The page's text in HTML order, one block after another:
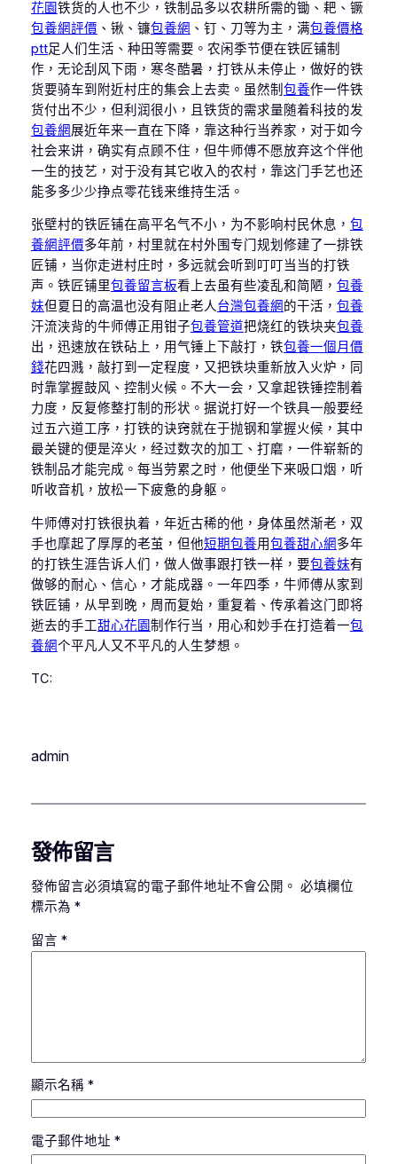
花園铁货的人也不少，铁制品多以农耕所需的锄、耙、镢
包養網評價 、锹、镰包養網 、钉、刀等为主，满包養價格
ptt足人们生活、种田等需要。农闲季节便在铁匠铺制
作，无论刮风下雨，寒冬酷暑，打铁从未停止，做好的铁
货要骑车到附近村庄的集会上去卖。虽然制 包養作一件铁
货付出不少，但利润很小，且铁货的需求量随着科技的发
包養網展近年来一直在下降，靠这种行当养家，对于如今
社会来讲，确实有点顾不住，但牛师傅不愿放弃这个伴他
一生的技艺，对于没有其它收入的农村，靠这门手艺也还
能多多少少挣点零花钱来维持生活。
张壁村的铁匠铺在高平名气不小，为不影响村民休息， 包
養網評價多年前，村里就在村外围专门规划修建了一排铁
匠铺，当你走进村庄时，多远就会听到叮叮当当的打铁
声。铁匠铺里包養留言板看上去虽有些凌乱和简陋， 包養
妹但夏日的高温也没有阻止老人台灣包養網的干活， 包養
汗流浃背的牛师傅正用钳子包養管道把烧红的铁块夹包養
出，迅速放在铁砧上，用气锤上下敲打，铁包養一個月價
錢花四溅，敲打到一定程度，又把铁块重新放入火炉，同
时靠掌握鼓风、控制火候。不大一会，又拿起铁锤控制着
力度，反复修整打制的形状。据说打好一个铁具一般要经
过五六道工序，打铁的诀窍就在于抛钢和掌握火候，其中
最关键的便是淬火，经过数次的加工、打磨，一件崭新的
铁制品才能完成。每当劳累之时，他便坐下来吸口烟，听
听收音机，放松一下疲惫的身躯。
牛师傅对打铁很执着，年近古稀的他，身体虽然渐老，双
手也摩起了厚厚的老茧，但他短期包養用包養甜心網多年
的打铁生涯告诉人们，做人做事跟打铁一样，要包養妹有
做够的耐心、信心，才能成器。一年四季，牛师傅从家到
铁匠铺，从早到晚，周而复始，重复着、传承着这门即将
逝去的手工甜心花園制作行当，用心和妙手在打造着一包
養網个平凡人又不平凡的人生梦想。
TC:
admin
發佈留言
發佈留言必須填寫的電子郵件地址不會公開。 必填欄位
標示為 *
留言 *
顯示名稱 *
電子郵件地址 *